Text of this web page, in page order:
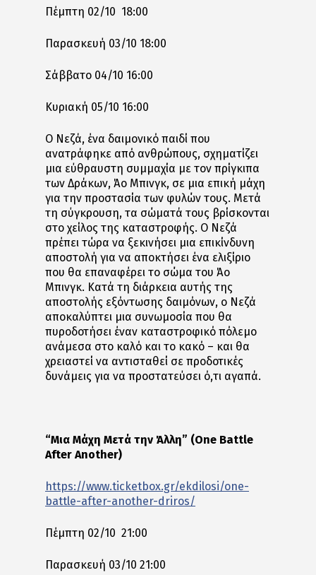
Πέμπτη 02/10 18:00
Παρασκευή 03/10 18:00
Σάββατο 04/10 16:00
Κυριακή 05/10 16:00
Ο Νεζά, ένα δαιμονικό παιδί που
ανατράφηκε από ανθρώπους, σχηματίζει
μια εύθραυστη συμμαχία με τον πρίγκιπα
των Δράκων, Άο Μπινγκ, σε μια επική μάχη
για την προστασία των φυλών τους. Μετά
τη σύγκρουση, τα σώματά τους βρίσκονται
στο χείλος της καταστροφής. Ο Νεζά
πρέπει τώρα να ξεκινήσει μια επικίνδυνη
αποστολή για να αποκτήσει ένα ελιξίριο
που θα επαναφέρει το σώμα του Άο
Μπινγκ. Κατά τη διάρκεια αυτής της
αποστολής εξόντωσης δαιμόνων, ο Νεζά
αποκαλύπτει μια συνωμοσία που θα
πυροδοτήσει έναν καταστροφικό πόλεμο
ανάμεσα στο καλό και το κακό – και θα
χρειαστεί να αντισταθεί σε προδοτικές
δυνάμεις για να προστατεύσει ό,τι αγαπά.
“Μια Μάχη Μετά την Άλλη” (One Battle
After Another)
https://www.ticketbox.gr/ekdilosi/one-
battle-after-another-driros/
Πέμπτη 02/10 21:00
Παρασκευή 03/10 21:00